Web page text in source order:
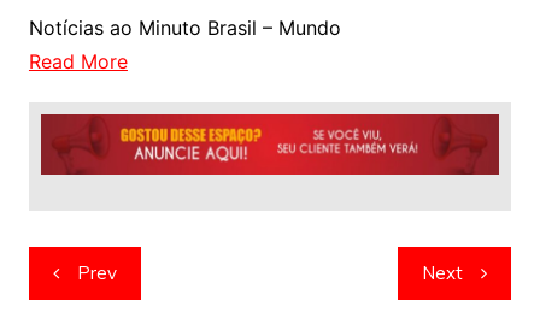
Notícias ao Minuto Brasil – Mundo
Read More
Navegação
de
Prev Next